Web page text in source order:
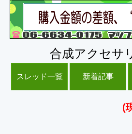
合成アクセサ
スレッド一覧 新着記事
(